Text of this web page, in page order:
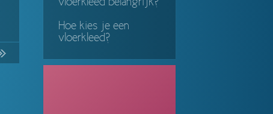
vloerkleed belangrijk?
Hoe kies je een
vloerkleed?